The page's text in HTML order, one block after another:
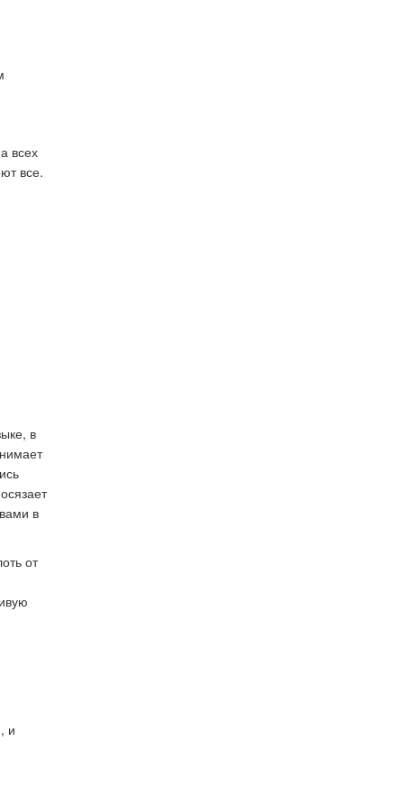
всех
все.
в
в
от
и